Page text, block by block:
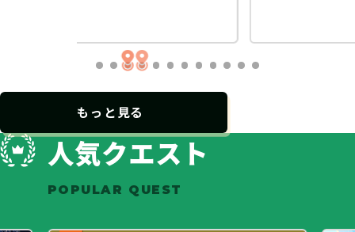
もっと見る
人気クエスト
POPULAR QUEST